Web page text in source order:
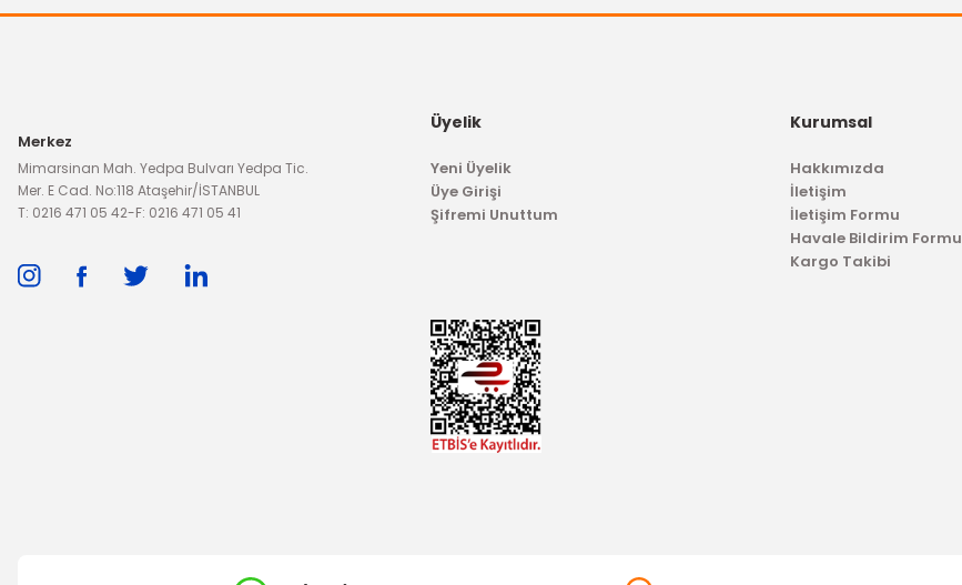
Çakmak Yuvası Fiesta Fusion
Manifold Devirdaim Su Hortumu Fiesta Fusion 1.4 Tdci
Merkez
Mimarsinan Mah. Yedpa Bulvarı Yedpa Tic.
Mer. E Cad. No:118 Ataşehir/İSTANBUL
T: 0216 471 05 42-F: 0216 471 05 41
Üyelik
Yeni Üyelik
Üye Girişi
Şifremi Unuttum
Kurumsal
Hakkımızda
İletişim
İletişim Formu
Havale Bildirim Formu
Kargo Takibi